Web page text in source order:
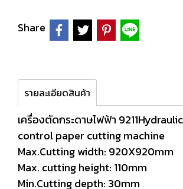
Share
รายละเอียดสินค้า
เครื่องตัดกระดาษไฟฟ้า
control paper cutting machine
Max.Cutting width: 920X920mm
Max. cutting height: 110mm
Min.Cutting depth: 30mm